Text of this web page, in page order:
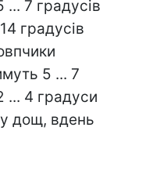
... 7 градусів
градусів
5 ... 7
... 4 градуси
дощ, вдень